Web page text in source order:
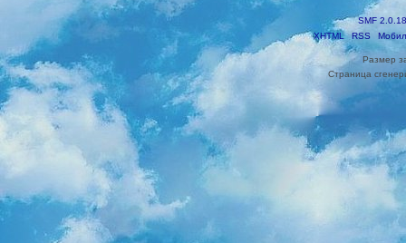
SMF 2.0.18
XHTML
RSS
Размер
Страница